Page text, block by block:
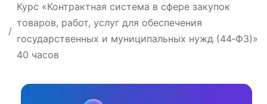
Курс «Контрактная система в сфере закупок
товаров, работ, услуг для обеспечения
государственных и муниципальных нужд (44‑ФЗ)»
40 часов